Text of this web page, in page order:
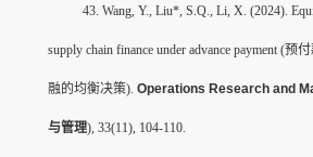
43. Wang, Y., Liu*, S.Q., Li, X. (2024).
supply chain finance under advance payment (预
融的均衡决策). Operations Research and
与管理), 33(11), 104-110.